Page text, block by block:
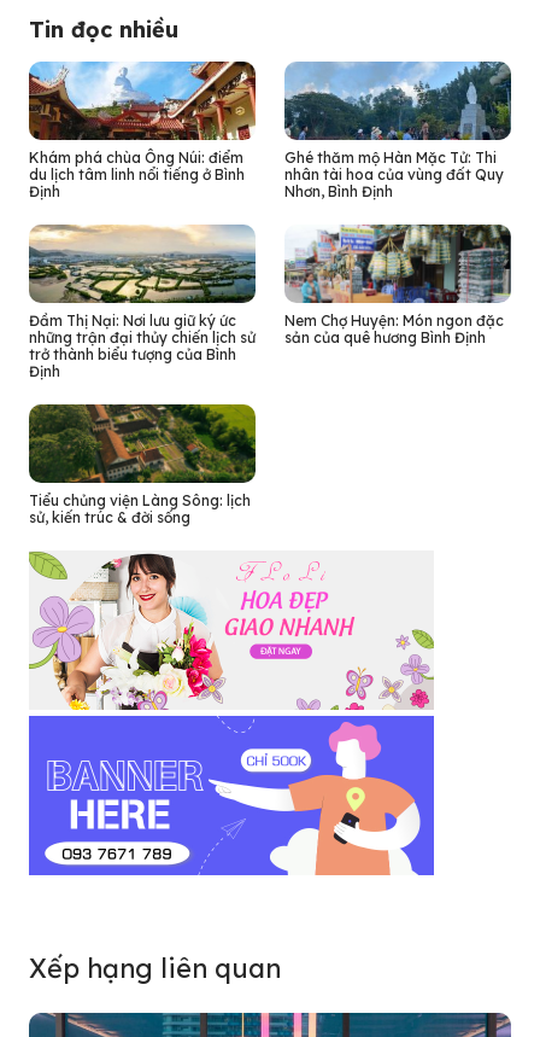
Tin đọc nhiều
Khám phá chùa Ông Núi: điểm
du lịch tâm linh nổi tiếng ở Bình
Định
Ghé thăm mộ Hàn Mặc Tử: Thi
nhân tài hoa của vùng đất Quy
Nhơn, Bình Định
Đầm Thị Nại: Nơi lưu giữ ký ức
những trận đại thủy chiến lịch sử
trở thành biểu tượng của Bình
Định
Nem Chợ Huyện: Món ngon đặc
sản của quê hương Bình Định
Tiểu chủng viện Làng Sông: lịch
sử, kiến trúc & đời sống
Xếp hạng liên quan